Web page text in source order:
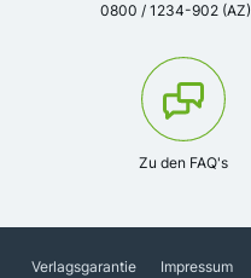
0800 / 1234-902 (AZ)
Zu den FAQ's
Verlagsgarantie Impressum